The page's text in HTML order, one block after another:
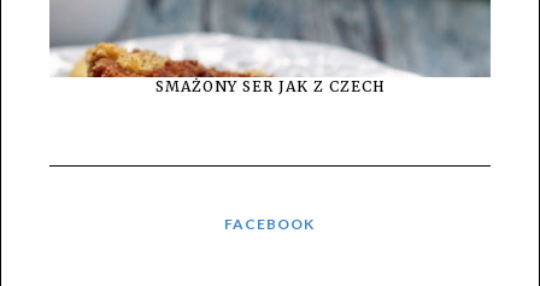
SMAŻONY SER JAK Z CZECH
FACEBOOK